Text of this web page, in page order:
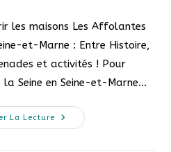
les maisons Les Affolantes
et-Marne : Entre Histoire,
et activités ! Pour
la Seine en Seine-et-Marne…
La Lecture